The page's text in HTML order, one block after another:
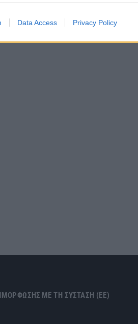
Data Access Privacy Policy
ΜΕ ΤΗ ΣΎΣΤΑΣΗ (ΕΕ)